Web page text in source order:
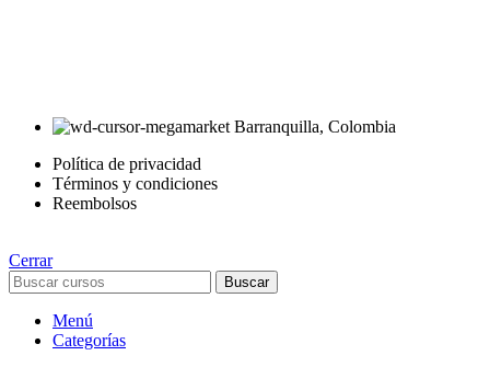
Barranquilla, Colombia
Política de privacidad
Términos y condiciones
Reembolsos
Cerrar
Buscar
Menú
Categorías